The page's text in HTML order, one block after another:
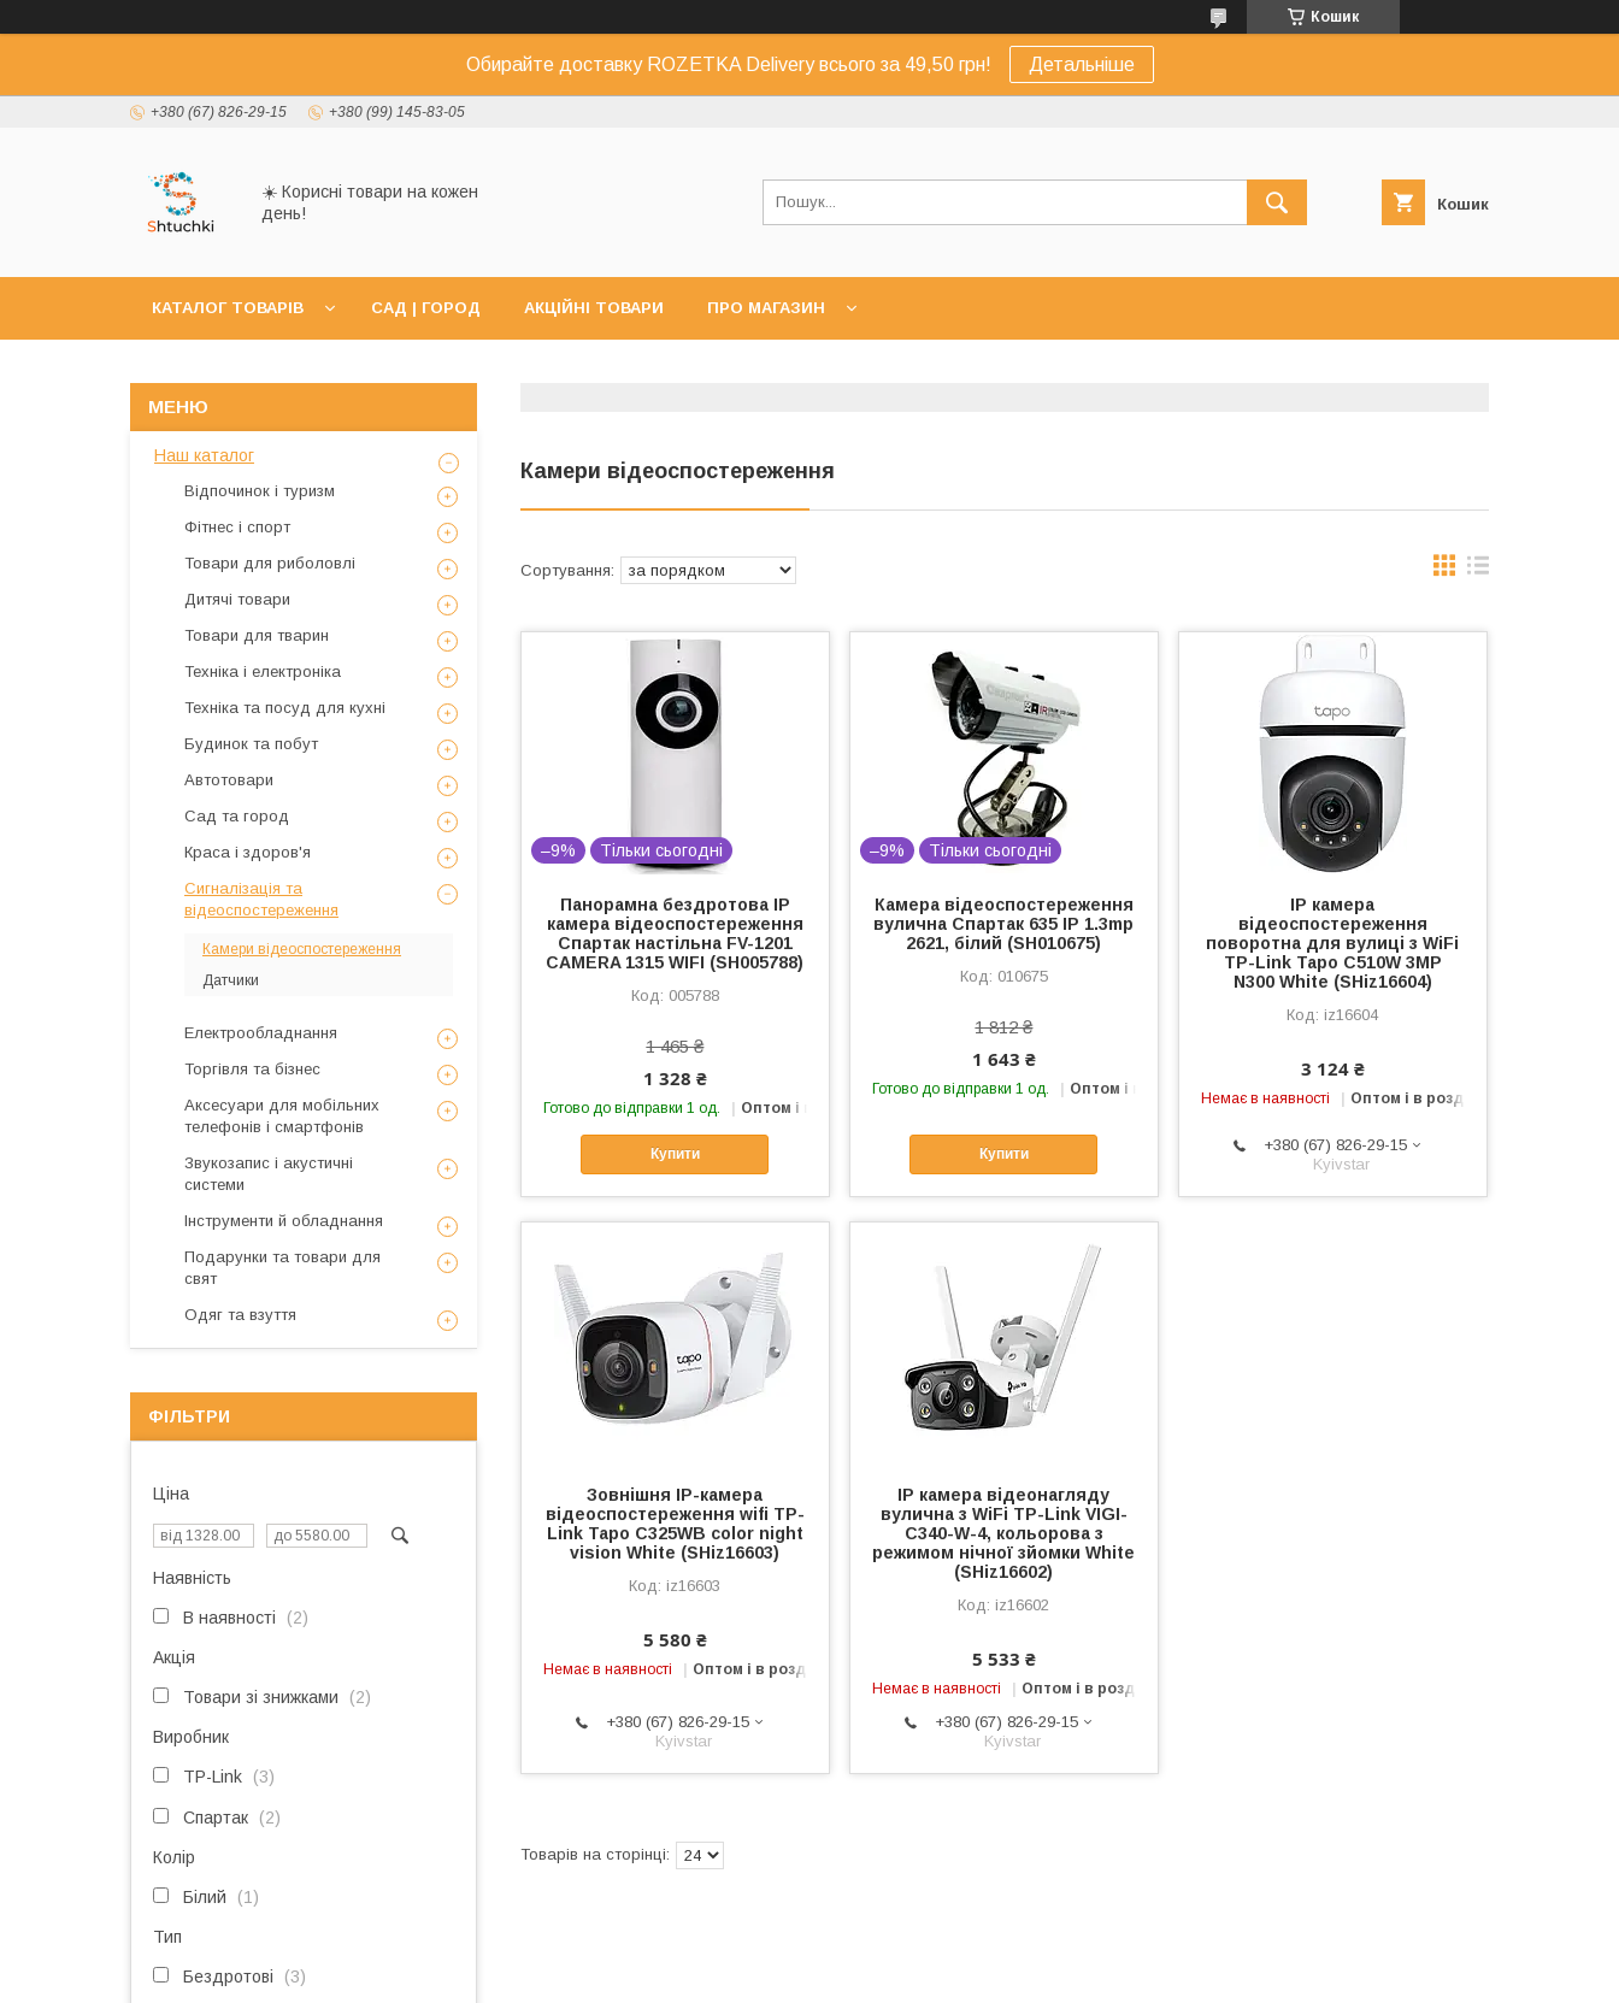
Кошик
Обирайте доставку ROZETKA Delivery всього за 49,50 грн! Детальніше
+380 (67) 826-29-15 +380 (99) 145-83-05
☀️ Корисні товари на кожен
день!
Кошик
КАТАЛОГ ТОВАРІВ САД | ГОРОД АКЦІЙНІ ТОВАРИ ПРО МАГАЗИН
Камери відеоспостереження
–9% Тільки сьогодні
Панорамна бездротова IP
камера відеоспостереження
Спартак настільна FV-1201
CAMERA 1315 WIFI (SH005788)
005788
1 465 ₴
1 328 ₴
Готово до відправки 1 од. Оптом і в роздріб
Купити
–9% Тільки сьогодні
Камера відеоспостереження
вулична Спартак 635 IP 1.3mp
2621, білий (SH010675)
010675
1 812 ₴
1 643 ₴
Готово до відправки 1 од. Оптом і в роздріб
Купити
IP камера
відеоспостереження
поворотна для вулиці з WiFi
TP-Link Tapo C510W 3MP
N300 White (SHiz16604)
iz16604
3 124 ₴
Немає в наявності Оптом і в роздріб
+380 (67) 826-29-15
Kyivstar
Зовнішня IP-камера
відеоспостереження wifi TP-
Link Tapo C325WB color night
vision White (SHiz16603)
iz16603
5 580 ₴
Немає в наявності Оптом і в роздріб
+380 (67) 826-29-15
Kyivstar
IP камера відеонагляду
вулична з WiFi TP-Link VIGI-
С340-W-4, кольорова з
режимом нічної зйомки White
(SHiz16602)
iz16602
5 533 ₴
Немає в наявності Оптом і в роздріб
+380 (67) 826-29-15
Kyivstar
Наш каталог
Відпочинок і туризм
Фітнес і спорт
Товари для риболовлі
Дитячі товари
Товари для тварин
Техніка і електроніка
Техніка та посуд для кухні
Будинок та побут
Автотовари
Сад та город
Краса і здоров'я
Сигналізація та
відеоспостереження
Камери відеоспостереження
Датчики
Електрообладнання
Торгівля та бізнес
Аксесуари для мобільних
телефонів і смартфонів
Звукозапис і акустичні
системи
Інструменти й обладнання
Подарунки та товари для
свят
Одяг та взуття
ФІЛЬТРИ
Ціна
Наявність
В наявності 2
Акція
Товари зі знижками 2
Виробник
TP-Link 3
Спартак 2
Колір
Білий 1
Тип
Бездротові 3